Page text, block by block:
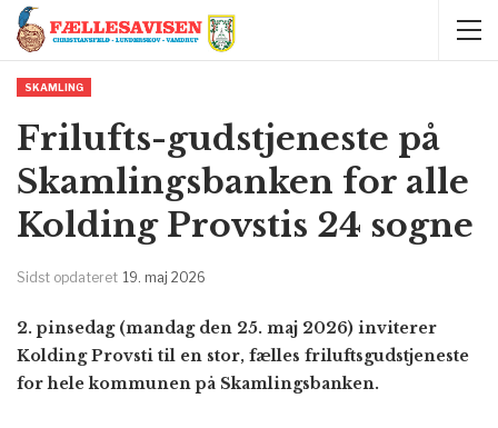
SKAMLING
Frilufts-gudstjeneste på
Skamlingsbanken for alle
Kolding Provstis 24 sogne
Sidst opdateret 19. maj 2026
2. pinsedag (mandag den 25. maj 2026) inviterer
Kolding Provsti til en stor, fælles friluftsgudstjeneste
for hele kommunen på Skamlingsbanken.